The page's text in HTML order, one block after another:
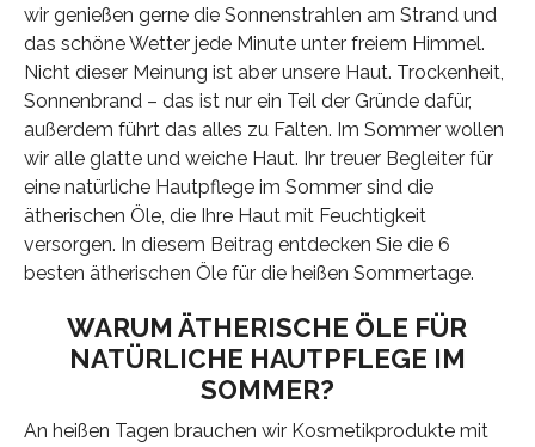
wir genießen gerne die Sonnenstrahlen am Strand und
das schöne Wetter jede Minute unter freiem Himmel.
Nicht dieser Meinung ist aber unsere Haut. Trockenheit,
Sonnenbrand – das ist nur ein Teil der Gründe dafür,
außerdem führt das alles zu Falten. Im Sommer wollen
wir alle glatte und weiche Haut. Ihr treuer Begleiter für
eine natürliche Hautpflege im Sommer sind die
ätherischen Öle, die Ihre Haut mit Feuchtigkeit
versorgen. In diesem Beitrag entdecken Sie die 6
besten ätherischen Öle für die heißen Sommertage.
WARUM ÄTHERISCHE ÖLE FÜR
NATÜRLICHE HAUTPFLEGE IM
SOMMER?
An heißen Tagen brauchen wir Kosmetikprodukte mit